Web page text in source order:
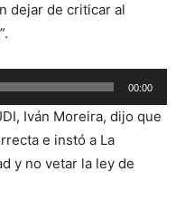
dejar de criticar al
00:00
Iván Moreira, dijo que
e instó a La
y no vetar la ley de